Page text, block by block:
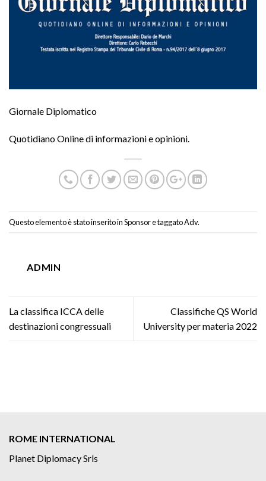
Giornale Diplomatico
Quotidiano Online di informazioni e opinioni.
Questo elemento è stato inserito inSponsore taggatoAdv.
ADMIN
La classifica ICCA delle
destinazioni congressuali
Classifiche QS World
University per materia 2022
ROME INTERNATIONAL
Planet Diplomacy Srls